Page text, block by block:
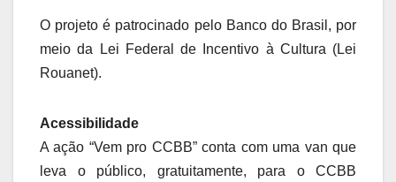
O projeto é patrocinado pelo Banco do Brasil, por
meio da Lei Federal de Incentivo à Cultura (Lei
Rouanet).
Acessibilidade
A ação “Vem pro CCBB” conta com uma van que
leva o público, gratuitamente, para o CCBB